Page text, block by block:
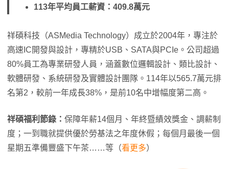
113年平均員工薪資：409.8萬元
祥碩科技（ASMedia Technology）成立於2004年，專注於
高速IC開發與設計，專精於USB、SATA與PCIe。公司超過
80%員工為專業研發人員，涵蓋數位邏輯設計、類比設計、
軟體研發、系統研發及實體設計團隊。114年以565.7萬元排
名第2，較前一年成長38%，是前10名中增幅度第二高。
祥碩福利節錄： 保障年薪14個月、年終暨績效獎金、調薪制
度；一到職就提供優於勞基法之年度休假；每個月最後一個
星期五準備豐盛下午茶……等（看更多）